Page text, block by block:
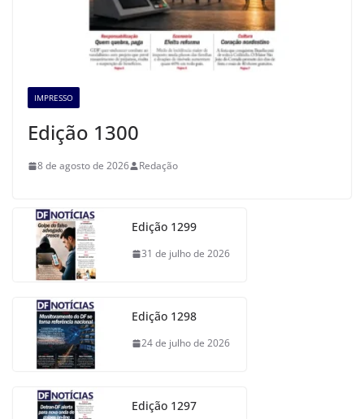
IMPRESSO
Edição 1300
8 de agosto de 2026 Redação
Edição 1299
31 de julho de 2026
Edição 1298
24 de julho de 2026
Edição 1297